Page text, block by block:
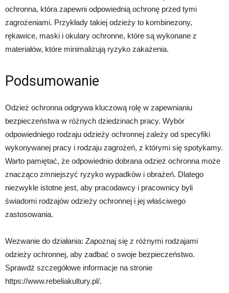
ochronna, która zapewni odpowiednią ochronę przed tymi
zagrożeniami. Przykłady takiej odzieży to kombinezony,
rękawice, maski i okulary ochronne, które są wykonane z
materiałów, które minimalizują ryzyko zakażenia.
Podsumowanie
Odzież ochronna odgrywa kluczową rolę w zapewnianiu
bezpieczeństwa w różnych dziedzinach pracy. Wybór
odpowiedniego rodzaju odzieży ochronnej zależy od specyfiki
wykonywanej pracy i rodzaju zagrożeń, z którymi się spotykamy.
Warto pamiętać, że odpowiednio dobrana odzież ochronna może
znacząco zmniejszyć ryzyko wypadków i obrażeń. Dlatego
niezwykle istotne jest, aby pracodawcy i pracownicy byli
świadomi rodzajów odzieży ochronnej i jej właściwego
zastosowania.
Wezwanie do działania: Zapoznaj się z różnymi rodzajami
odzieży ochronnej, aby zadbać o swoje bezpieczeństwo.
Sprawdź szczegółowe informacje na stronie
https://www.rebeliakultury.pl/.